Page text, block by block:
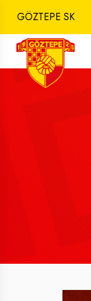
GÖZTEPE SK